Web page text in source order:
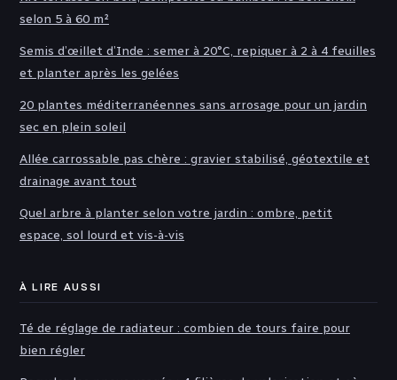
selon 5 à 60 m²
Semis d’œillet d’Inde : semer à 20°C, repiquer à 2 à 4 feuilles
et planter après les gelées
20 plantes méditerranéennes sans arrosage pour un jardin
sec en plein soleil
Allée carrossable pas chère : gravier stabilisé, géotextile et
drainage avant tout
Quel arbre à planter selon votre jardin : ombre, petit
espace, sol lourd et vis-à-vis
À LIRE AUSSI
Té de réglage de radiateur : combien de tours faire pour
bien régler